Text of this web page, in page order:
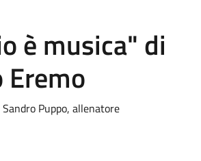
è musica" di
Puppo, allenatore